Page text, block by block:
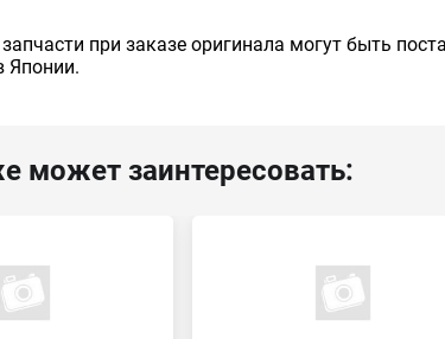
при заказе оригинала могут быть
Японии.
может заинтересовать: